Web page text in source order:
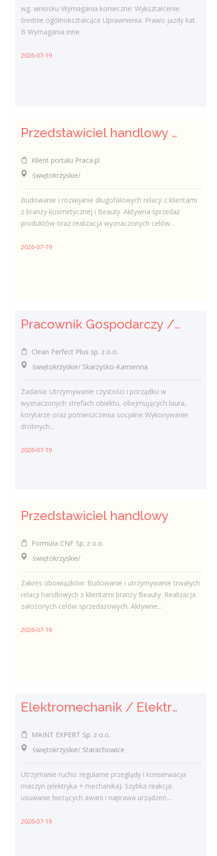
wg. wniosku Wymagania konieczne: Wykształcenie:
średnie ogólnokształcące Uprawnienia: Prawo jazdy kat.
B Wymagania inne:
2026-07-19
Przedstawiciel handlowy / Przedstawicielka handlowa – Branża Beauty
Klient portalu Praca.pl
świętokrzyskie/
Budowanie i rozwijanie długofalowych relacji z klientami
z branży kosmetycznej i Beauty. Aktywna sprzedaż
produktów oraz realizacja wyznaczonych celów...
2026-07-19
Pracownik Gospodarczy / Pracowniczka Gospodarcza
Clean Perfect Plus sp. z o.o.
świętokrzyskie/ Skarżysko-Kamienna
Zadania: Utrzymywanie czystości i porządku w
wyznaczonych strefach obiektu, obejmujących biura,
korytarze oraz pomieszczenia socjalne Wykonywanie
drobnych...
2026-07-19
Przedstawiciel handlowy
Formuła CNF Sp. z o.o.
świętokrzyskie/
Zakres obowiązków: Budowanie i utrzymywanie trwałych
relacji handlowych z klientami branży Beauty. Realizacja
założonych celów sprzedażowych. Aktywne...
2026-07-19
Elektromechanik / Elektromechaniczka (k/m)
MAINT EXPERT Sp. z o.o.
świętokrzyskie/ Starachowice
Utrzymanie ruchu: regularne przeglądy i konserwacja
maszyn (elektryka + mechanika). Szybka reakcja:
usuwanie bieżących awarii i naprawa urządzeń....
2026-07-19